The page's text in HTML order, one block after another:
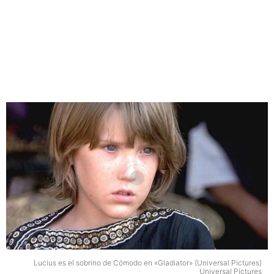
Lucius es el sobrino de Cómodo en «Gladiator» (Universal Pictures)
Universal Pictures